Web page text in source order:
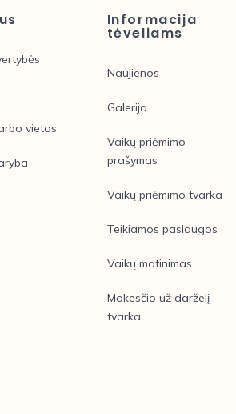
vietos
Informacija
tėveliams
Naujienos
Galerija
Vaikų priėmimo
prašymas
Vaikų priėmimo tvarka
Teikiamos paslaugos
Vaikų matinimas
Mokesčio už darželį
tvarka